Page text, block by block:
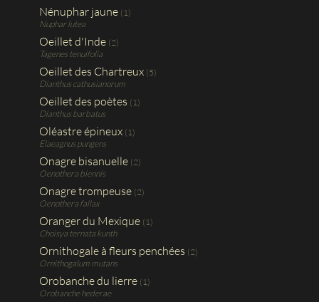
Nénuphar jaune (1)
Nuphar lutea
Oeillet d'Inde (2)
Tagenes tenuifolia
Oeillet des Chartreux (5)
Dianthus cathusianorum
Oeillet des poètes (1)
Dianthus barbatus
Oléastre épineux (1)
Elaeagnus pungens
Onagre bisanuelle (2)
Oenothera biennis
Onagre trompeuse (2)
Oenothera fallax
Oranger du Mexique (1)
Choisya ternata kunth
Ornithogale à fleurs penchées (2)
Ornithogalum mutans
Orobanche du lierre (1)
Orobanche hederae